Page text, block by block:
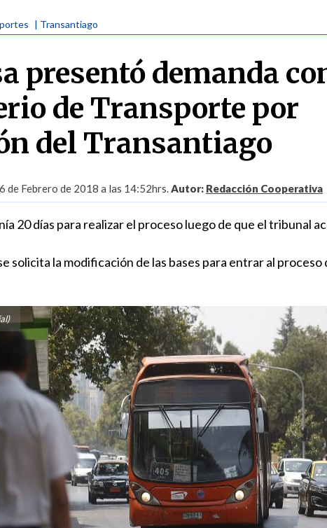
| Transantiago
presentó demanda
de Transporte por
del Transantiago
de Febrero de 2018 a las 14:52hrs.Autor: Redacción Cooperativa
20 días para realizar el proceso luego de que el tribunal
solicita la modificación de las bases para entrar al proceso